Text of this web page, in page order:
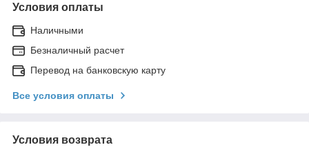
Условия оплаты
Наличными
Безналичный расчет
Перевод на банковскую карту
Все условия оплаты
Условия возврата